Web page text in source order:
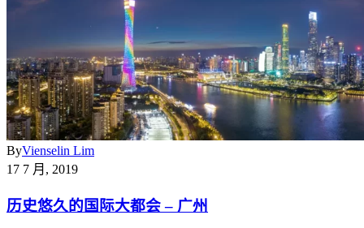
ByVienselin Lim
17 7 月, 2019
历史悠久的国际大都会 – 广州